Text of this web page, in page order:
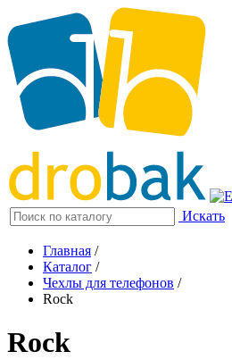
Искать
Главная /
Каталог /
Чехлы для телефонов /
Rock
Rock